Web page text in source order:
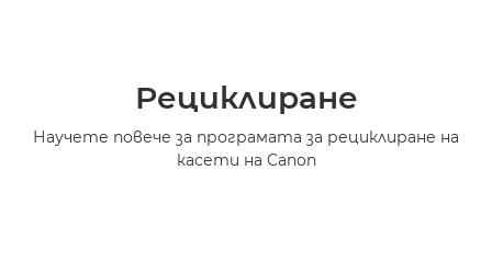
Рециклиране
Научете повече за програмата за рециклиране на
касети на Canon